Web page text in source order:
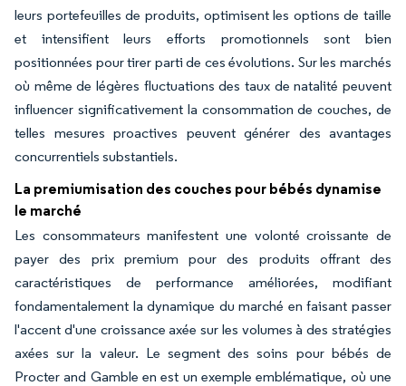
leurs portefeuilles de produits, optimisent les options de taille
et intensifient leurs efforts promotionnels sont bien
positionnées pour tirer parti de ces évolutions. Sur les marchés
où même de légères fluctuations des taux de natalité peuvent
influencer significativement la consommation de couches, de
telles mesures proactives peuvent générer des avantages
concurrentiels substantiels.
La premiumisation des couches pour bébés dynamise
le marché
Les consommateurs manifestent une volonté croissante de
payer des prix premium pour des produits offrant des
caractéristiques de performance améliorées, modifiant
fondamentalement la dynamique du marché en faisant passer
l'accent d'une croissance axée sur les volumes à des stratégies
axées sur la valeur. Le segment des soins pour bébés de
Procter and Gamble en est un exemple emblématique, où une